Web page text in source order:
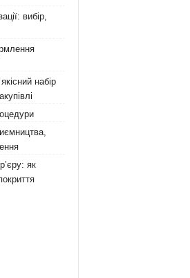
вибір,
набір
як